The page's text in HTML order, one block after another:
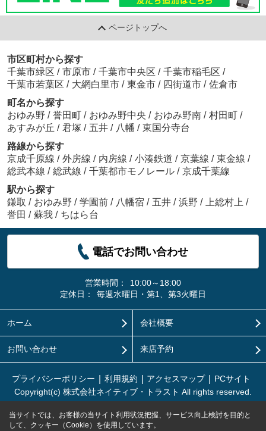
ページトップへ
市区町村から探す
千葉市緑区 / 市原市 / 千葉市中央区 / 千葉市稲毛区 /
千葉市若葉区 / 大網白里市 / 東金市 / 四街道市 / 佐倉市
町名から探す
おゆみ野 / 誉田町 / おゆみ野中央 / おゆみ野南 / 村田町 /
あすみが丘 / 君塚 / 五井 / 八幡 / 東国分寺台
路線から探す
京成千原線 / 外房線 / 内房線 / 小湊鉄道 / 京葉線 / 東金線 /
総武本線 / 総武線 / 千葉都市モノレール / 京成千葉線
駅から探す
鎌取 / おゆみ野 / 学園前 / 八幡宿 / 五井 / 浜野 / 上総村上 /
誉田 / 蘇我 / ちはら台
電話でお問い合わせ
営業時間：
10:00～18:00
定休日：
毎週水曜日・第1、第3火曜日
ホーム 会社概要
お問い合わせ 来店予約
プライバシーポリシー 利用規約 アクセスマップ
PCサイト
Copyright(c) 株式会社ネイティブ・トラスト All rights reserved.
当サイトでは、お客様の当サイト利用状況把握、サービス向上検討を目的と
して、クッキー（Cookie）を使用しています。